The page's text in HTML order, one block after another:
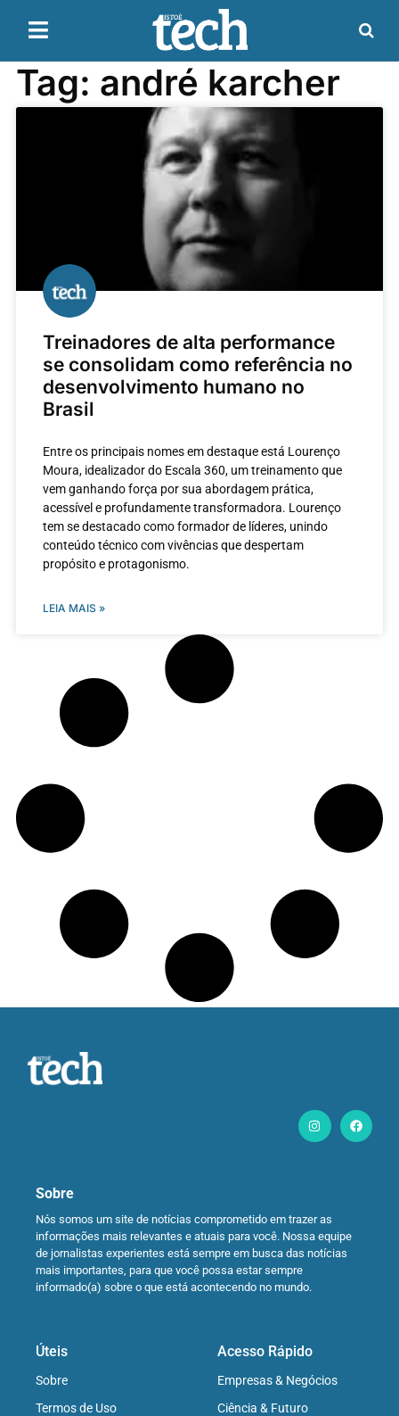
Tag: andré karcher
Treinadores de alta performance
se consolidam como referência no
desenvolvimento humano no
Brasil
Entre os principais nomes em destaque está Lourenço
Moura, idealizador do Escala 360, um treinamento que
vem ganhando força por sua abordagem prática,
acessível e profundamente transformadora. Lourenço
tem se destacado como formador de líderes, unindo
conteúdo técnico com vivências que despertam
propósito e protagonismo.
LEIA MAIS »
Sobre
Nós somos um site de notícias comprometido em trazer as
informações mais relevantes e atuais para você. Nossa equipe
de jornalistas experientes está sempre em busca das notícias
mais importantes, para que você possa estar sempre
informado(a) sobre o que está acontecendo no mundo.
Úteis
Sobre
Termos de Uso
Acesso Rápido
Empresas & Negócios
Ciência & Futuro